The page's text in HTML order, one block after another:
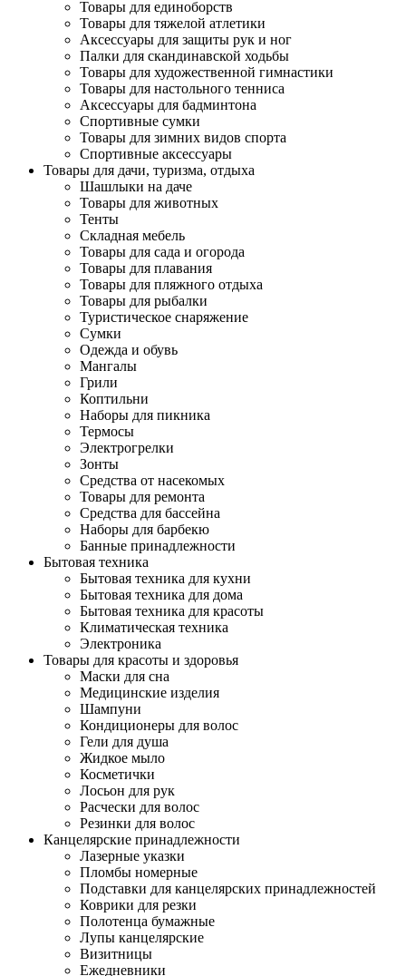
Товары для единоборств
Товары для тяжелой атлетики
Аксессуары для защиты рук и ног
Палки для скандинавской ходьбы
Товары для художественной гимнастики
Товары для настольного тенниса
Аксессуары для бадминтона
Спортивные сумки
Товары для зимних видов спорта
Спортивные аксессуары
Товары для дачи, туризма, отдыха
Шашлыки на даче
Товары для животных
Тенты
Складная мебель
Товары для сада и огорода
Товары для плавания
Товары для пляжного отдыха
Товары для рыбалки
Туристическое снаряжение
Сумки
Одежда и обувь
Мангалы
Грили
Коптильни
Наборы для пикника
Термосы
Электрогрелки
Зонты
Средства от насекомых
Товары для ремонта
Средства для бассейна
Наборы для барбекю
Банные принадлежности
Бытовая техника
Бытовая техника для кухни
Бытовая техника для дома
Бытовая техника для красоты
Климатическая техника
Электроника
Товары для красоты и здоровья
Маски для сна
Медицинские изделия
Шампуни
Кондиционеры для волос
Гели для душа
Жидкое мыло
Косметички
Лосьон для рук
Расчески для волос
Резинки для волос
Канцелярские принадлежности
Лазерные указки
Пломбы номерные
Подставки для канцелярских принадлежностей
Коврики для резки
Полотенца бумажные
Лупы канцелярские
Визитницы
Ежедневники